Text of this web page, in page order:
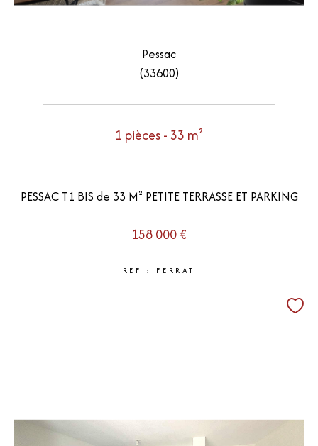
Pessac
(33600)
1 pièces - 33 m²
PESSAC T1 BIS de 33 M² PETITE TERRASSE ET PARKING
158 000 €
REF : FERRAT